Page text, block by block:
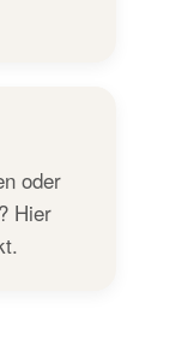
oder
Hier